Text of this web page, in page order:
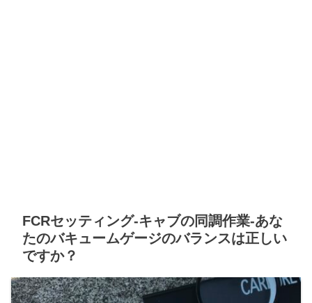
FCRセッティング-キャブの同調作業-あな
たのバキュームゲージのバランスは正しい
ですか？